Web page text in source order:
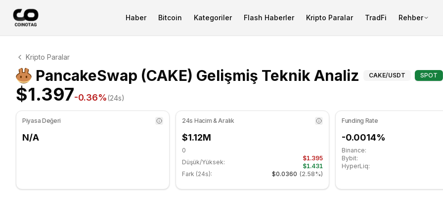
Haber Bitcoin Kategoriler Flash Haberler Kripto Paralar TradFi Rehber
PancakeSwap Teknik Analizi
PancakeSwap şu anda $1.397 seviyesinde işlem görüyor. RSI göstergesi 48.10 seviyesinde nötr bölgede.
Kripto Paralar
PancakeSwap (CAKE) Gelişmiş Teknik Analiz CAKE/USDT SPOT
$1.397-0.36%(24s)
Piyasa Değeri
N/A
24s Hacim & Aralık
$1.12M
0
Düşük/Yüksek:
$1.395
$1.431
Fark (24s):
$0.0360 (2.58%)
Funding Rate
-0.0014%
Binance:
Bybit:
HyperLiq: